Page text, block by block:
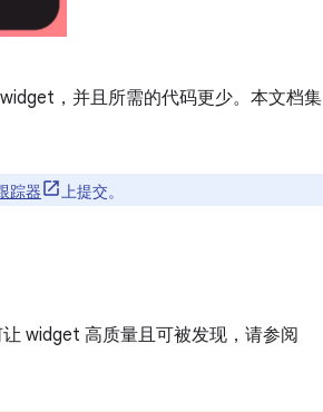
，并且所需的代码更少。本文档集
踪器 上提交。
widget 高质量且可被发现，请参阅